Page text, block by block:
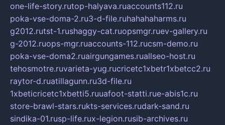
one-life-story.rutop-halyava.ruaccounts112.ru
poka-vse-doma-2.ru3-d-file.ruhahahaharms.ru
g2012.rutst-1.rushaggy-cat.ruopsmgr.ruev-gallery.ru
g-2012.ruops-mgr.ruaccounts-112.rucsm-demo.ru
poka-vse-doma2.ruairgungames.ruallseo-host.ru
tehosmotre.ruvarieta-yug.rucricetc1xbetr1xbetcc2.ru
raytor-d.ruatillagunn.ru3d-file.ru
1xbeticricetc1xbetti5.ruuafoot-statti.rue-abis1c.ru
store-brawl-stars.rukts-services.rudark-sand.ru
sindika-01.rusp-life.rux-legion.rusib-archives.ru